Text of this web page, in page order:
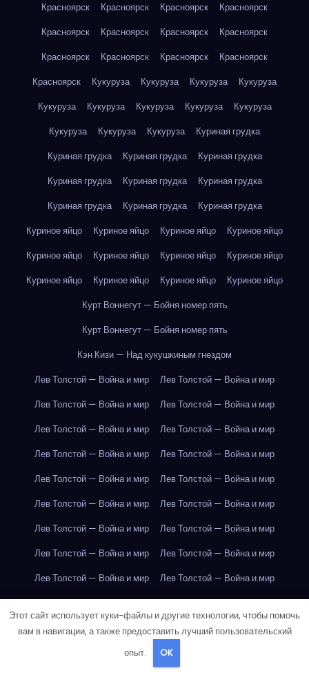
Красноярск
Красноярск Красноярск
Красноярск
Красноярск
Красноярск Красноярск
Красноярск
Красноярск
Красноярск Красноярск
Красноярск
Красноярск
Кукуруза Кукуруза Кукуруза
Кукуруза
Кукуруза
Кукуруза Кукуруза Кукуруза
Кукуруза
Кукуруза
Кукуруза Кукуруза
Куриная грудка
Куриная грудка
Куриная грудка
Куриная грудка
Куриная грудка
Куриная грудка
Куриная грудка
Куриная грудка
Куриная грудка
Куриная грудка
Куриное яйцо
Куриное яйцо Куриное яйцо
Куриное яйцо
Куриное яйцо
Куриное яйцо Куриное яйцо
Куриное яйцо
Куриное яйцо
Куриное яйцо Куриное яйцо
Куриное яйцо
Курт Воннегут — Бойня номер пять
Курт Воннегут — Бойня номер пять
Кэн Кизи — Над кукушкиным гнездом
Лев Толстой — Война и мир
Лев Толстой — Война и мир
Лев Толстой — Война и мир
Лев Толстой — Война и мир
Лев Толстой — Война и мир
Лев Толстой — Война и мир
Лев Толстой — Война и мир
Лев Толстой — Война и мир
Лев Толстой — Война и мир
Лев Толстой — Война и мир
Лев Толстой — Война и мир
Лев Толстой — Война и мир
Лев Толстой — Война и мир
Лев Толстой — Война и мир
Лев Толстой — Война и мир
Лев Толстой — Война и мир
Лев Толстой — Война и мир
Лев Толстой — Война и мир
Лондон
Лондон Лондон Лондон Лондон
Лондон
Лондон
Лондон Лондон Лондон Лондон
Лондон
Лондон Лондон
Этот сайт использует куки-файлы и другие технологии, чтобы помочь
вам в навигации, а также предоставить лучший пользовательский
опыт.
OK